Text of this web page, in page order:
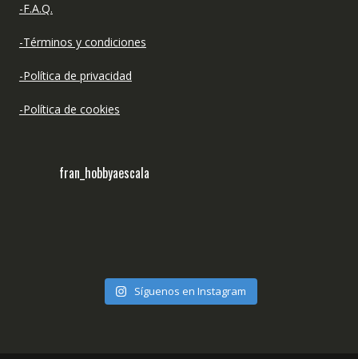
-F.A.Q.
-Términos y condiciones
-Política de privacidad
-Política de cookies
fran_hobbyaescala
Síguenos en Instagram